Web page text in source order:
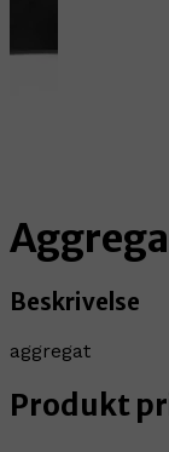
Beskrivelse
aggregat
Produkt